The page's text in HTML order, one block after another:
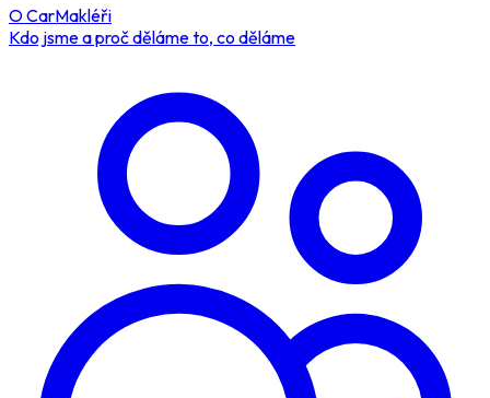
O CarMakléři
Kdo jsme a proč děláme to, co děláme